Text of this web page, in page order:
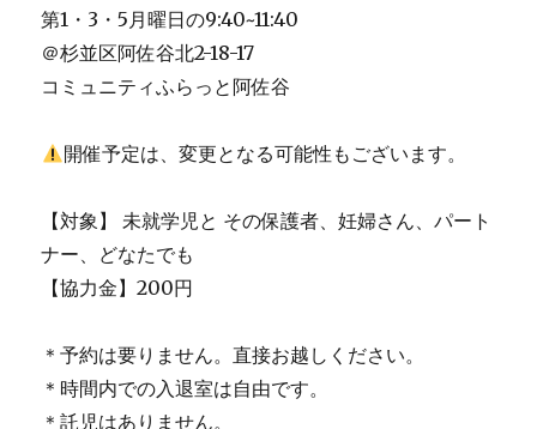
第1・3・5月曜日の9:40~11:40
＠杉並区阿佐谷北2-18-17
コミュニティふらっと阿佐谷
開催予定は、変更となる可能性もございます。
【対象】 未就学児と その保護者、妊婦さん、パート
ナー、どなたでも
【協力金】200円
＊予約は要りません。直接お越しください。
＊時間内での入退室は自由です。
＊託児はありません。